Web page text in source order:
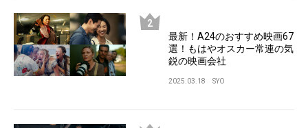
最新！A24のおすすめ映画67
選！もはやオスカー常連の気
鋭の映画会社
2025.03.18 SYO